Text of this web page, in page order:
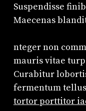
Suspendisse
Maecenas
nteger non
mauris vitae
Curabitur
fermentum
tortor porttitor